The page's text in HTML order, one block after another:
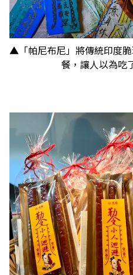
▲「帕尼布尼」將傳統印度
餐，讓人以為吃